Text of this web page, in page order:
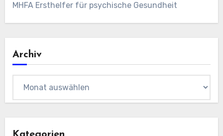
MHFA Ersthelfer für psychische Gesundheit
Archiv